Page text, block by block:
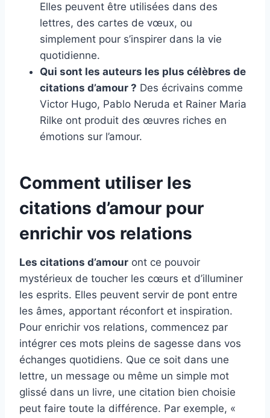
Elles peuvent être utilisées dans des
lettres, des cartes de vœux, ou
simplement pour s’inspirer dans la vie
quotidienne.
Qui sont les auteurs les plus célèbres de
citations d’amour ? Des écrivains comme
Victor Hugo, Pablo Neruda et Rainer Maria
Rilke ont produit des œuvres riches en
émotions sur l’amour.
Comment utiliser les
citations d’amour pour
enrichir vos relations
Les citations d’amour ont ce pouvoir
mystérieux de toucher les cœurs et d’illuminer
les esprits. Elles peuvent servir de pont entre
les âmes, apportant réconfort et inspiration.
Pour enrichir vos relations, commencez par
intégrer ces mots pleins de sagesse dans vos
échanges quotidiens. Que ce soit dans une
lettre, un message ou même un simple mot
glissé dans un livre, une citation bien choisie
peut faire toute la différence. Par exemple, «